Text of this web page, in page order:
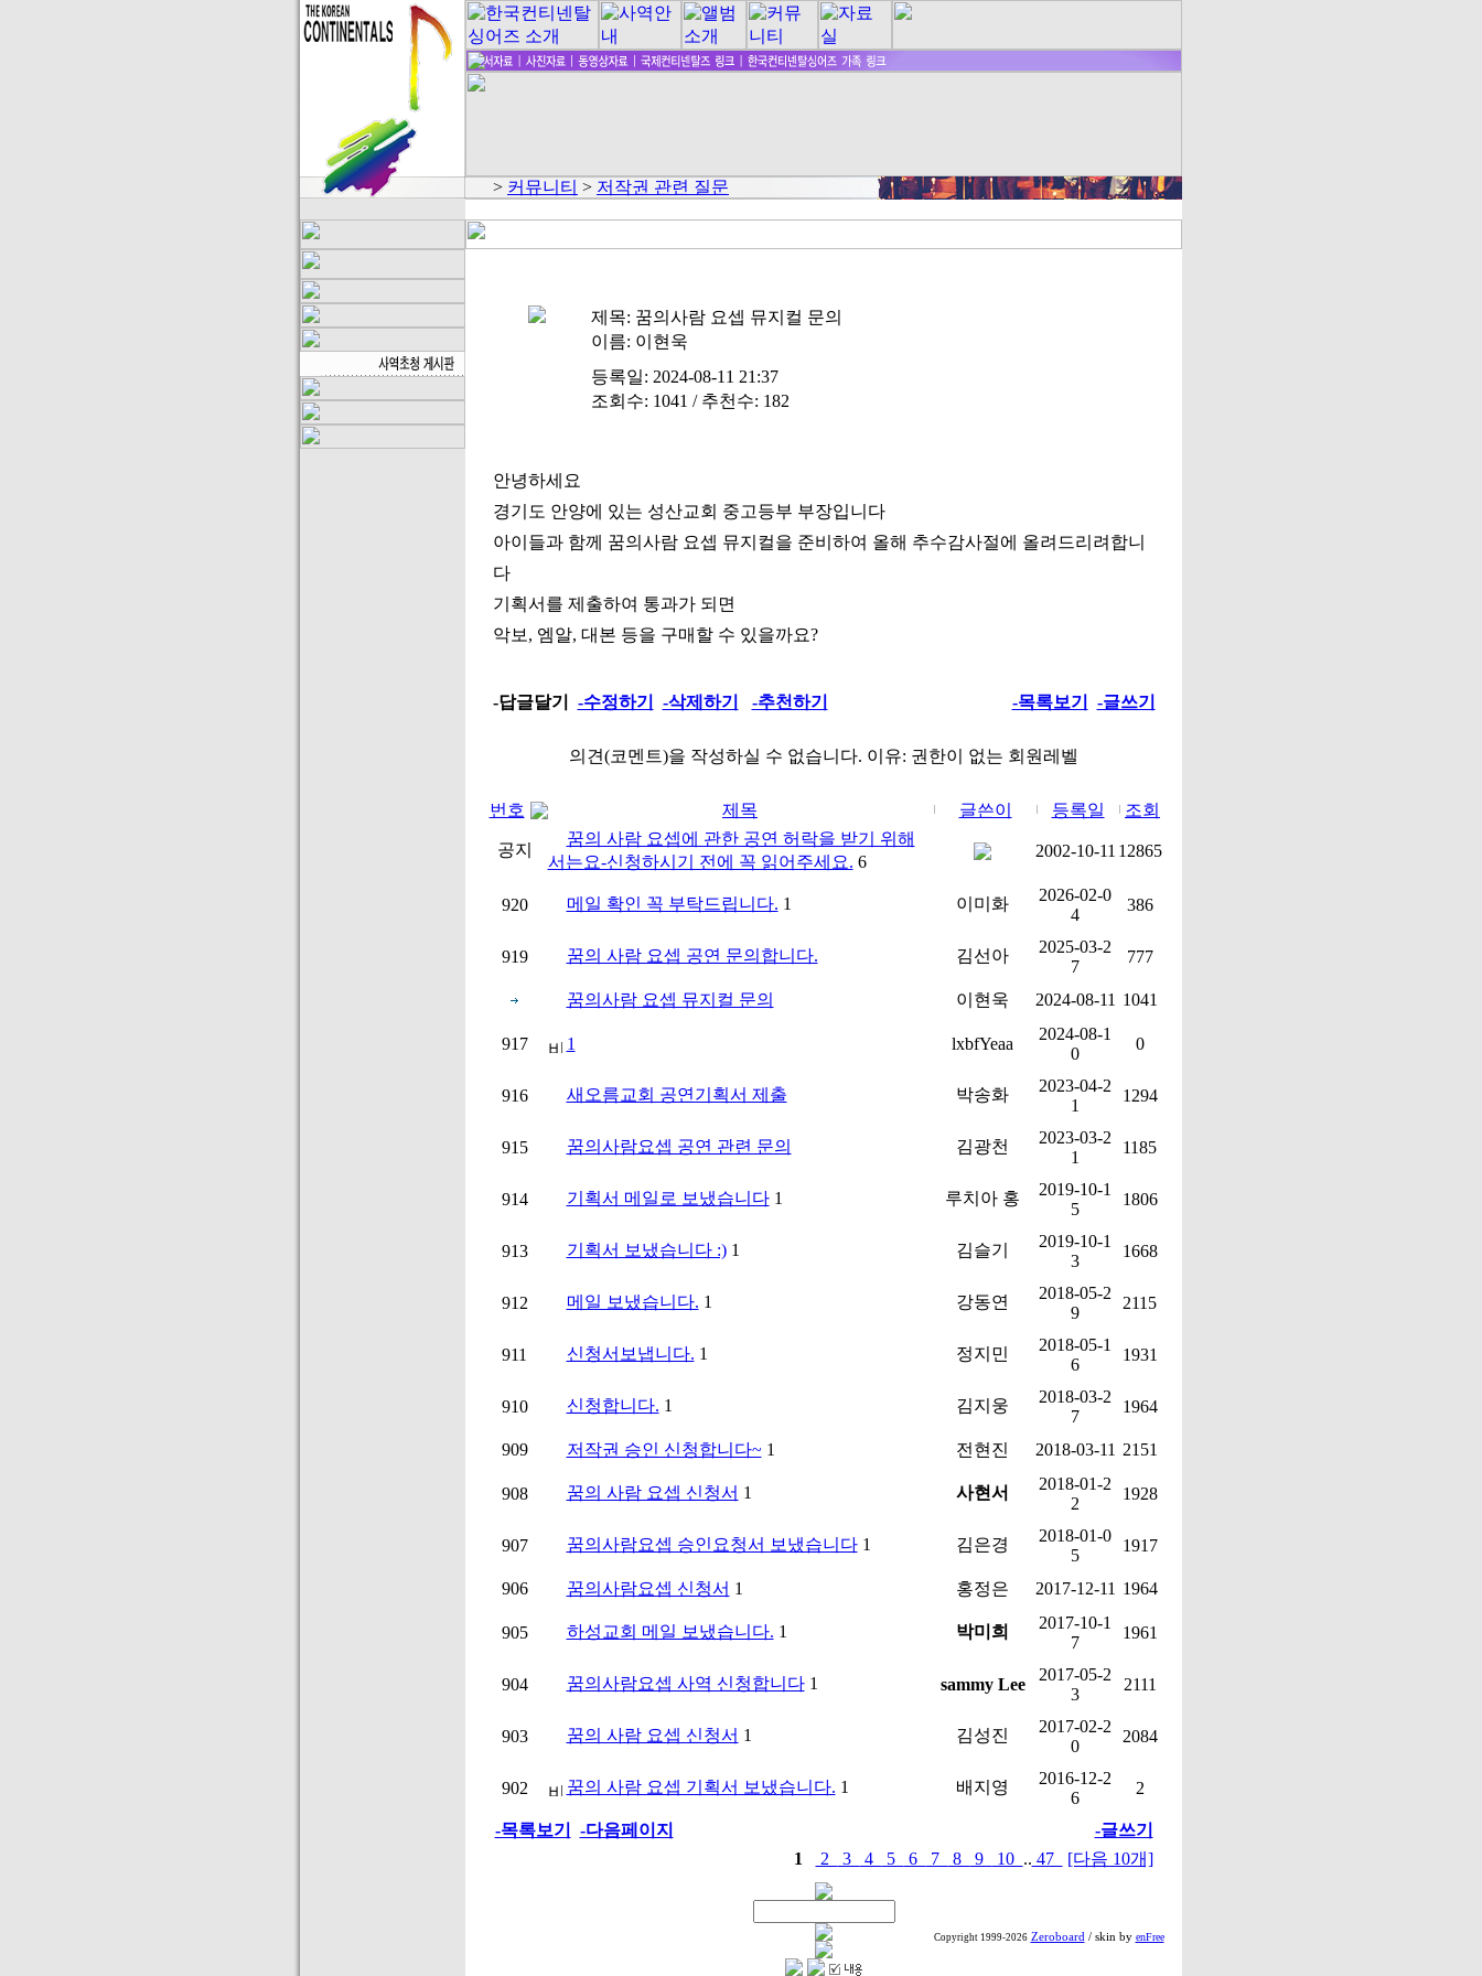
> 커뮤니티 > 저작권 관련 질문
제목: 꿈의사람 요셉 뮤지컬 문의
이름: 이현욱
등록일: 2024-08-11 21:37
조회수: 1041 / 추천수: 182
안녕하세요
경기도 안양에 있는 성산교회 중고등부 부장입니다
아이들과 함께 꿈의사람 요셉 뮤지컬을 준비하여 올해 추수감사절에 올려드리려합니
다
기획서를 제출하여 통과가 되면
악보, 엠알, 대본 등을 구매할 수 있을까요?
-답글달기 -수정하기 -삭제하기 -추천하기 -목록보기 -글쓰기
의견(코멘트)을 작성하실 수 없습니다. 이유: 권한이 없는 회원레벨
번호 제목 글쓴이 등록일 조회
공지
꿈의 사람 요셉에 관한 공연 허락을 받기 위해
서는요-신청하시기 전에 꼭 읽어주세요. 6
2002-10-11 12865
920 메일 확인 꼭 부탁드립니다. 1 이미화
2026-02-0
4
386
919 꿈의 사람 요셉 공연 문의합니다. 김선아
2025-03-2
7
777
꿈의사람 요셉 뮤지컬 문의 이현욱 2024-08-11 1041
917 1 lxbfYeaa
2024-08-1
0
0
916 새오름교회 공연기획서 제출 박송화
2023-04-2
1
1294
915 꿈의사람요셉 공연 관련 문의 김광천
2023-03-2
1
1185
914 기획서 메일로 보냈습니다 1 루치아 홍
2019-10-1
5
1806
913 기획서 보냈습니다 :) 1 김슬기
2019-10-1
3
1668
912 메일 보냈습니다. 1 강동연
2018-05-2
9
2115
911 신청서보냅니다. 1 정지민
2018-05-1
6
1931
910 신청합니다. 1 김지웅
2018-03-2
7
1964
909 저작권 승인 신청합니다~ 1 전현진 2018-03-11 2151
908 꿈의 사람 요셉 신청서 1 사현서
2018-01-2
2
1928
907 꿈의사람요셉 승인요청서 보냈습니다 1 김은경
2018-01-0
5
1917
906 꿈의사람요셉 신청서 1 홍정은 2017-12-11 1964
905 하성교회 메일 보냈습니다. 1 박미희
2017-10-1
7
1961
904 꿈의사람요셉 사역 신청합니다 1 sammy Lee
2017-05-2
3
2111
903 꿈의 사람 요셉 신청서 1 김성진
2017-02-2
0
2084
902 꿈의 사람 요셉 기획서 보냈습니다. 1 배지영
2016-12-2
6
2
-목록보기 -다음페이지
-글쓰기
1
2 3 4 5 6 7 8 9 10 .. 47 [다음 10개]
Copyright 1999-2026 Zeroboard / skin by enFree